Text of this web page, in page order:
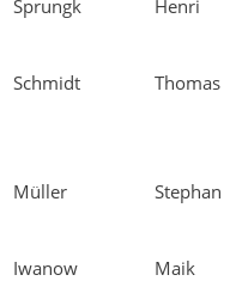
Sprungk Henri
Schmidt Thomas
Müller Stephan
Iwanow Maik